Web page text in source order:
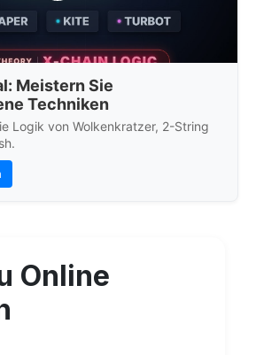
Meistern Sie
Techniken
Logik von Wolkenkratzer, 2-String
Online